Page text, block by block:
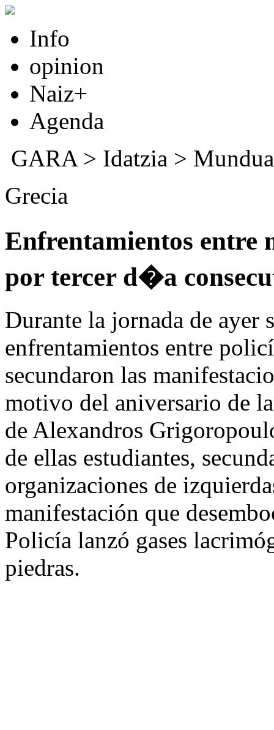
Info
opinion
Naiz+
Agenda
GARA> Idatzia > Mundua
Grecia
Enfrentamientos entre
por tercer d�a
Durante la jornada de ayer
enfrentamientos entre
secundaron las
motivo del aniversario de
de Alexandros
de ellas estudiantes,
organizaciones de
manifestación que
Policía lanzó gases
piedras.